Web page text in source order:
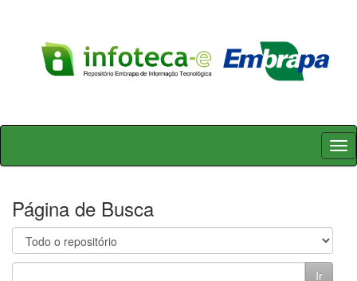
Skip
Página de Busca